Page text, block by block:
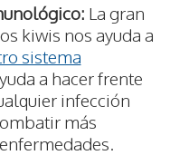
La gran
kiwis nos ayuda a
sistema
a hacer frente
infección
más